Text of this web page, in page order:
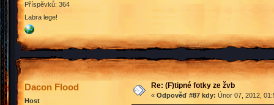
Příspěvků: 364
Labra lege!
Dacon Flood
Host
Re: (F)tipné fotky ze žvb
« Odpověď #87 kdy: Únor 07, 2012,